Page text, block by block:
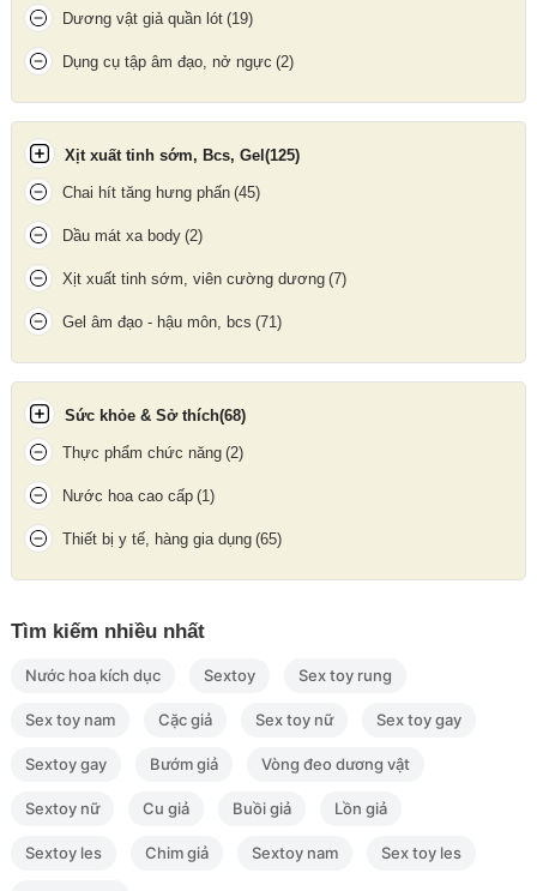
Dương vật giả quần lót (19)
Dụng cụ tập âm đạo, nở ngực (2)
Xịt xuất tinh sớm, Bcs, Gel(125)
Chai hít tăng hưng phấn (45)
Dầu mát xa body (2)
Xịt xuất tinh sớm, viên cường dương (7)
Gel âm đạo - hậu môn, bcs (71)
Sức khỏe & Sở thích(68)
Thực phẩm chức năng (2)
Nước hoa cao cấp (1)
Thiết bị y tế, hàng gia dụng (65)
Tìm kiếm nhiều nhất
Nước hoa kích dục Sextoy Sex toy rung
Sex toy nam Cặc giả Sex toy nữ Sex toy gay
Sextoy gay Bướm giả Vòng đeo dương vật
Sextoy nữ Cu giả Buồi giả Lồn giả
Sextoy les Chim giả Sextoy nam Sex toy les